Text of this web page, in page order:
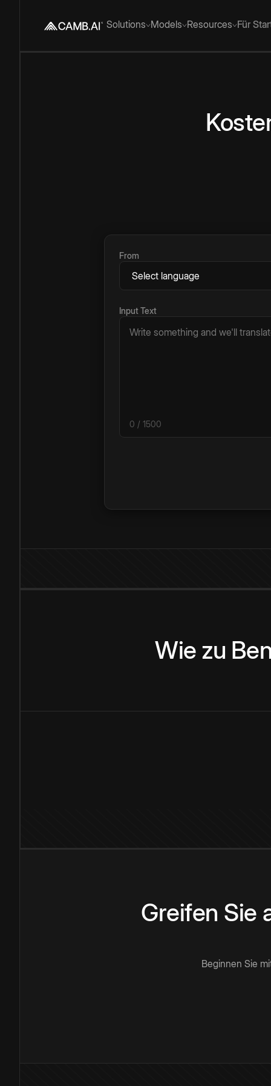
Solutions Models Resources Für
From
Input Text
0 / 1500
Wie zu
Greifen Sie
Beginnen Sie